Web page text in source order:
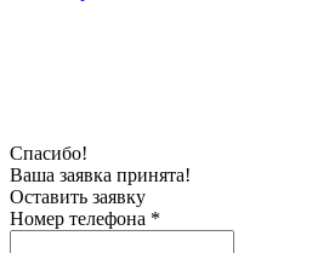
Спасибо!
Ваша заявка принята!
Оставить заявку
Номер телефона *